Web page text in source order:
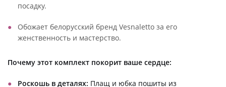
посадку.
Обожает белорусский бренд Vesnaletto за его
женственность и мастерство.
Почему этот комплект покорит ваше сердце:
Роскошь в деталях: Плащ и юбка пошиты из